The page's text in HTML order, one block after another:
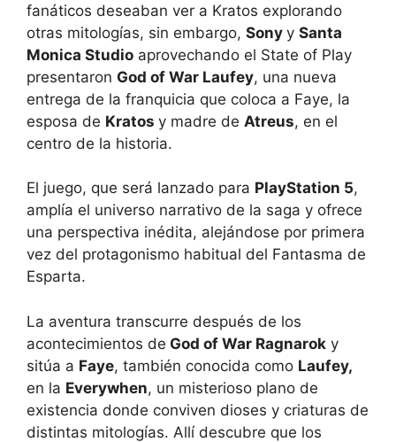
fanáticos deseaban ver a Kratos explorando
otras mitologías, sin embargo, Sony y Santa
Monica Studio aprovechando el State of Play
presentaron God of War Laufey, una nueva
entrega de la franquicia que coloca a Faye, la
esposa de Kratos y madre de Atreus, en el
centro de la historia.
El juego, que será lanzado para PlayStation 5,
amplía el universo narrativo de la saga y ofrece
una perspectiva inédita, alejándose por primera
vez del protagonismo habitual del Fantasma de
Esparta.
La aventura transcurre después de los
acontecimientos de God of War Ragnarok y
sitúa a Faye, también conocida como Laufey,
en la Everywhen, un misterioso plano de
existencia donde conviven dioses y criaturas de
distintas mitologías. Allí descubre que los